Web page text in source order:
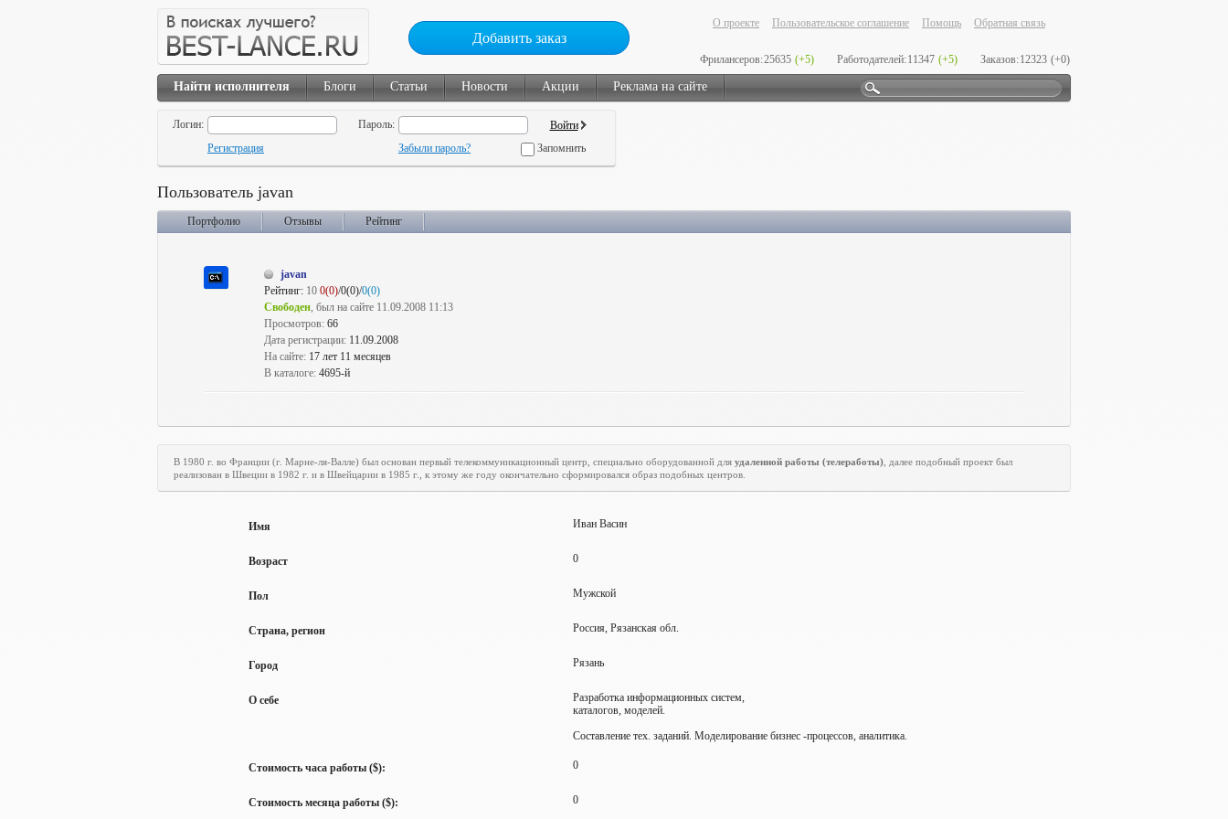
Добавить заказ
О проекте Пользовательское соглашение Помощь Обратная связь
Фрилансеров:25635 (+5) Работодателей:11347 (+5) Заказов:12323 (+0)
Найти исполнителя Блоги Статьи Новости Акции Реклама на сайте
Логин:
Пароль:
Регистрация
Забыли пароль? Запомнить
Пользователь javan
Портфолио Отзывы Рейтинг
javan
Рейтинг: 10 0(0)/0(0)/0(0)
Свободен, был на сайте 11.09.2008 11:13
Просмотров: 66
Дата регистрации: 11.09.2008
На сайте: 17 лет 11 месяцев
В каталоге: 4695-й
В 1980 г. во Франции (г. Марне-ля-Валле) был основан первый телекоммуникационный центр, специально оборудованной для удаленной работы (телеработы) , далее подобный проект был
реализован в Швеции в 1982 г. и в Швейцарии в 1985 г., к этому же году окончательно сформировался образ подобных центров.
Имя Иван Васин
Возраст 0
Пол Мужской
Страна, регион Россия, Рязанская обл.
Город Рязань
О себе
Разработка информационных систем,
каталогов, моделей.
Составление тех. заданий. Моделирование бизнес -процессов, аналитика.
Стоимость часа работы ($): 0
Стоимость месяца работы ($): 0